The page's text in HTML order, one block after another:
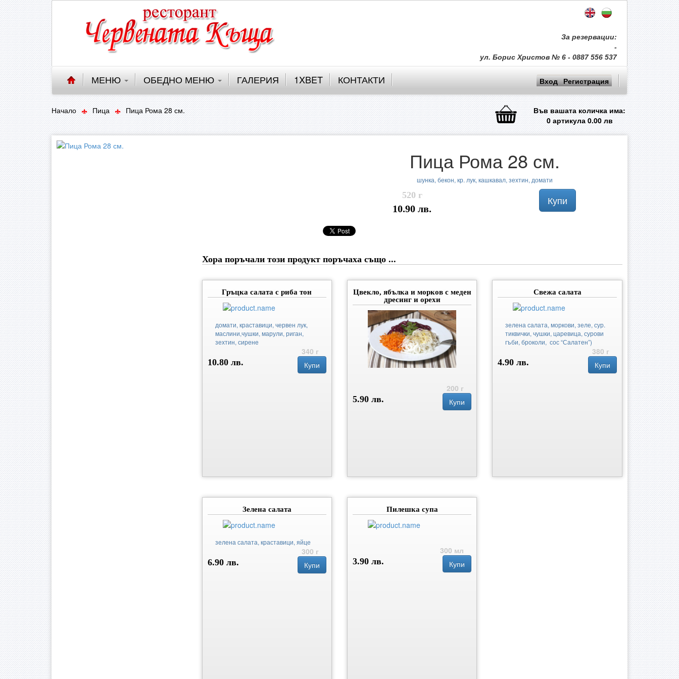
За резервации:
-
ул. Борис Христов № 6 - 0887 556 537
МЕНЮ ОБЕДНО МЕНЮ ГАЛЕРИЯ 1XBET КОНТАКТИ Вход Регистрация
Начало Пица Пица Рома 28 см.
Във вашата количка има:
0артикула0.00лв
Пица Рома 28 см.
шунка, бекон, кр. лук, кашкавал, зехтин, домати
520 г
10.90 лв.
Купи
Хора поръчали този продукт поръчаха също ...
Гръцка салата с риба тон
домати, краставици, червен лук,
маслини,чушки, марули, риган,
зехтин, сирене
340 г
10.80 лв.
Купи
Цвекло, ябълка и морков с меден
дресинг и орехи
200 г
5.90 лв.
Купи
Свежа салата
зелена салата, моркови, зеле, сур.
тиквички, чушки, царевица, сурови
гъби, броколи, сос “Салатен”)
380 г
4.90 лв.
Купи
Зелена салатa
зелена салата, краставици, яйце
300 г
6.90 лв.
Купи
Пилешка супа
300 мл
3.90 лв.
Купи